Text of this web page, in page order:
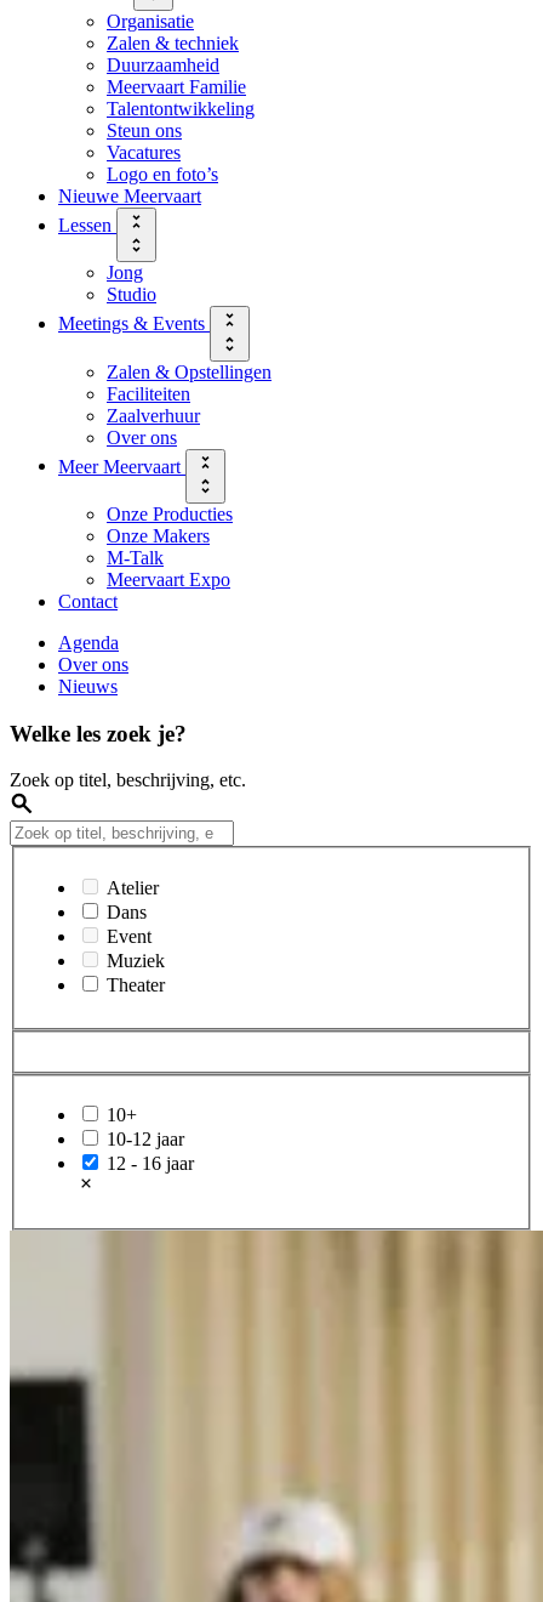
Organisatie
Zalen & techniek
Duurzaamheid
Meervaart Familie
Talentontwikkeling
Steun ons
Vacatures
Logo en foto’s
Nieuwe Meervaart
Lessen
Jong
Studio
Meetings & Events
Zalen & Opstellingen
Faciliteiten
Zaalverhuur
Over ons
Meer Meervaart
Onze Producties
Onze Makers
M-Talk
Meervaart Expo
Contact
Agenda
Over ons
Nieuws
Welke les zoek je?
Zoek op titel, beschrijving, etc.
Atelier
Dans
Event
Muziek
Theater
10+
10-12 jaar
12 - 16 jaar